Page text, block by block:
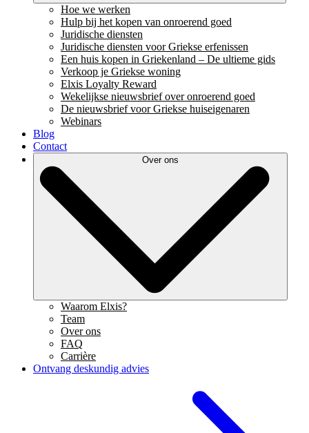
Hoe we werken
Hulp bij het kopen van onroerend goed
Juridische diensten
Juridische diensten voor Griekse erfenissen
Een huis kopen in Griekenland – De ultieme gids
Verkoop je Griekse woning
Elxis Loyalty Reward
Wekelijkse nieuwsbrief over onroerend goed
De nieuwsbrief voor Griekse huiseigenaren
Webinars
Blog
Contact
Over ons
Waarom Elxis?
Team
Over ons
FAQ
Carrière
Ontvang deskundig advies